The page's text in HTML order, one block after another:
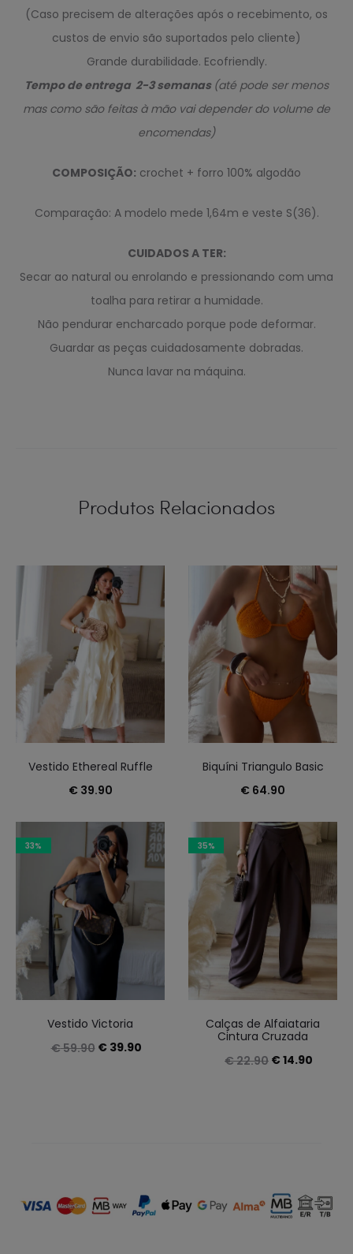
(Caso precisem de alterações após o recebimento, os
custos de envio são suportados pelo cliente)
Grande durabilidade. Ecofriendly.
Tempo de entrega 2-3 semanas (até pode ser menos
mas como são feitas à mão vai depender do volume de
encomendas)
COMPOSIÇÃO: crochet + forro 100% algodão
Comparação: A modelo mede 1,64m e veste S(36).
CUIDADOS A TER:
Secar ao natural ou enrolando e pressionando com uma
toalha para retirar a humidade.
Não pendurar encharcado porque pode deformar.
Guardar as peças cuidadosamente dobradas.
Nunca lavar na máquina.
Produtos Relacionados
Vestido Ethereal Ruffle
€ 39.90
Biquíni Triangulo Basic
€ 64.90
33%
Vestido Victoria
€59.90 O
€39.90O
35%
Calças de Alfaiataria
Cintura Cruzada
€22.90 O
€14.90